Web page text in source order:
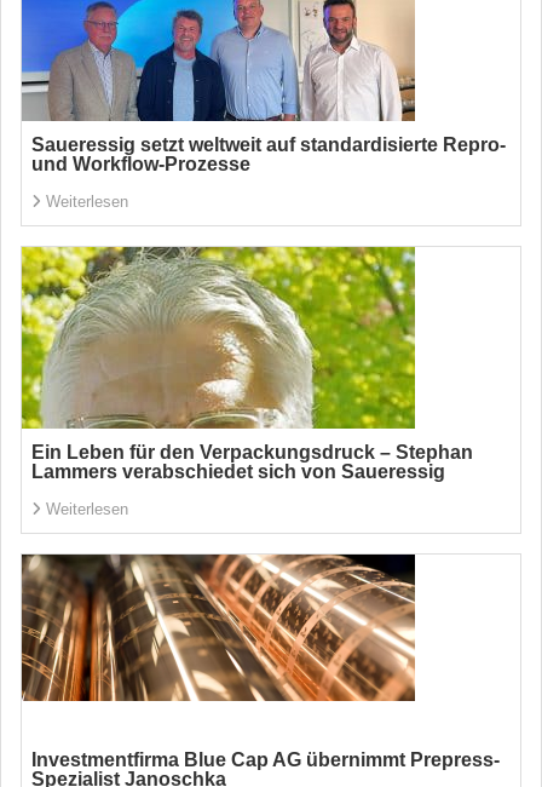
Saueressig setzt weltweit auf standardisierte Repro-
und Workflow-Prozesse
Weiterlesen
Ein Leben für den Verpackungsdruck – Stephan
Lammers verabschiedet sich von Saueressig
Weiterlesen
Investmentfirma Blue Cap AG übernimmt Prepress-
Spezialist Janoschka